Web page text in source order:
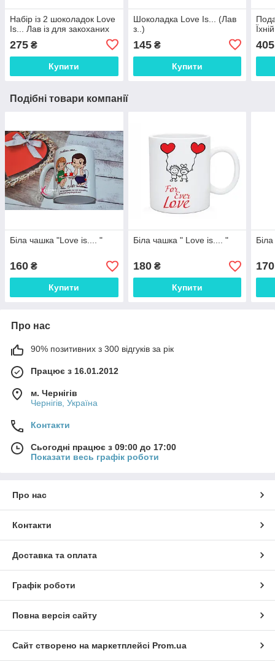
Набір із 2 шоколадок Love
Is... Лав із для закоханих
275 ₴
Купити
Шоколадка Love Is... (Лав
з..)
145₴
Купити
405
Подібні товари компанії
Біла чашка "Love is.... "
160 ₴
Купити
Біла чашка " Love is.... "
180₴
Купити
170
Про нас
90% позитивних з 300 відгуків за рік
Працює з 16.01.2012
м. Чернігів
Чернігів, Україна
Контакти
Сьогодні працює з 09:00 до 17:00
Показати весь графік роботи
Про нас
Контакти
Доставка та оплата
Графік роботи
Повна версія сайту
Сайт створено на маркетплейсі Prom.ua